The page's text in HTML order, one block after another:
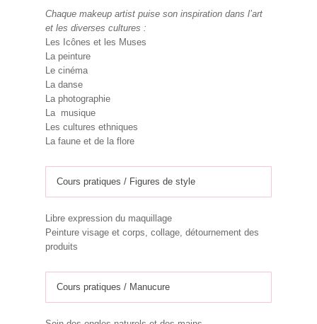
Chaque makeup artist puise son inspiration dans l’art
et les diverses cultures :
Les Icônes et les Muses
La peinture
Le cinéma
La danse
La photographie
La musique
Les cultures ethniques
La faune et de la flore
Cours pratiques / Figures de style
Libre expression du maquillage
Peinture visage et corps, collage, détournement des
produits
Cours pratiques / Manucure